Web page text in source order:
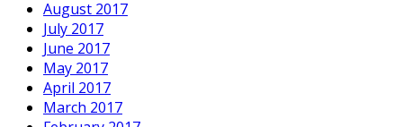
August 2017
July 2017
June 2017
May 2017
April 2017
March 2017